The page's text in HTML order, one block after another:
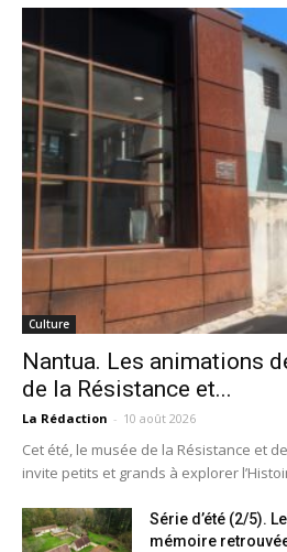
Culture
Nantua. Les animations
de la Résistance et...
La Rédaction - 10 août 2026
Cet été, le musée de la Résistance et
invite petits et grands à explorer
Série d’été (2/5).
mémoire